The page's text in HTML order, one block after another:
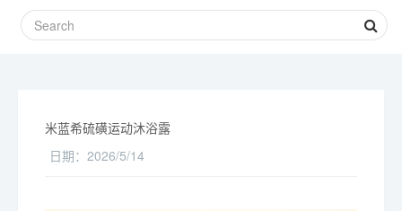
米蓝希硫磺运动沐浴露
日期： 2026/5/14